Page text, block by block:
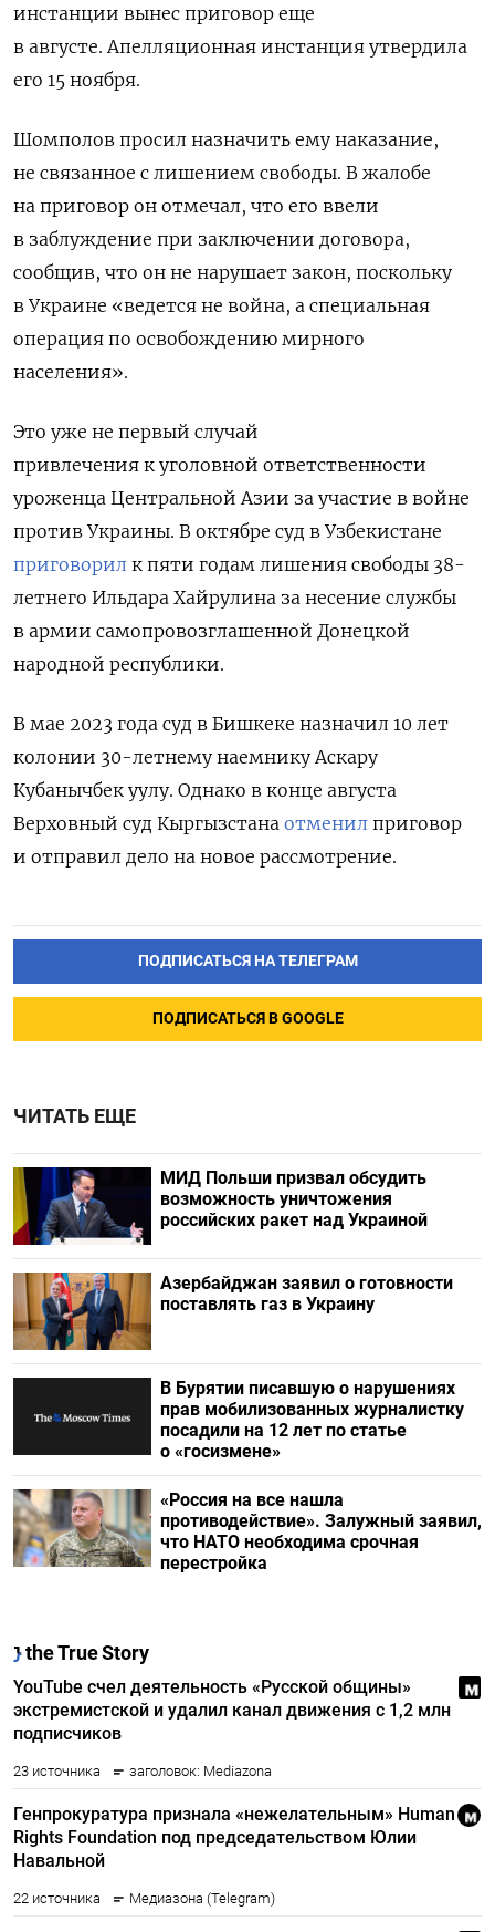
инстанции вынес приговор еще
в августе. Апелляционная инстанция утвердила
его 15 ноября.
Шомполов просил назначить ему наказание,
не связанное с лишением свободы. В жалобе
на приговор он отмечал, что его ввели
в заблуждение при заключении договора,
сообщив, что он не нарушает закон, поскольку
в Украине «ведется не война, а специальная
операция по освобождению мирного
населения».
Это уже не первый случай
привлечения к уголовной ответственности
уроженца Центральной Азии за участие в войне
против Украины. В октябре суд в Узбекистане
приговорил к пяти годам лишения свободы 38-
летнего Ильдара Хайрулина за несение службы
в армии самопровозглашенной Донецкой
народной республики.
В мае 2023 года суд в Бишкеке назначил 10 лет
колонии 30-летнему наемнику Аскару
Кубанычбек уулу. Однако в конце августа
Верховный суд Кыргызстана отменил приговор
и отправил дело на новое рассмотрение.
ПОДПИСАТЬСЯ НА ТЕЛЕГРАМ
ПОДПИСАТЬСЯ В GOOGLE
ЧИТАТЬ ЕЩЕ
МИД Польши призвал обсудить
возможность уничтожения
российских ракет над Украиной
Азербайджан заявил о готовности
поставлять газ в Украину
В Бурятии писавшую о нарушениях
прав мобилизованных журналистку
посадили на 12 лет по статье
о «госизмене»
«Россия на все нашла
противодействие». Залужный заявил,
что НАТО необходима срочная
перестройка